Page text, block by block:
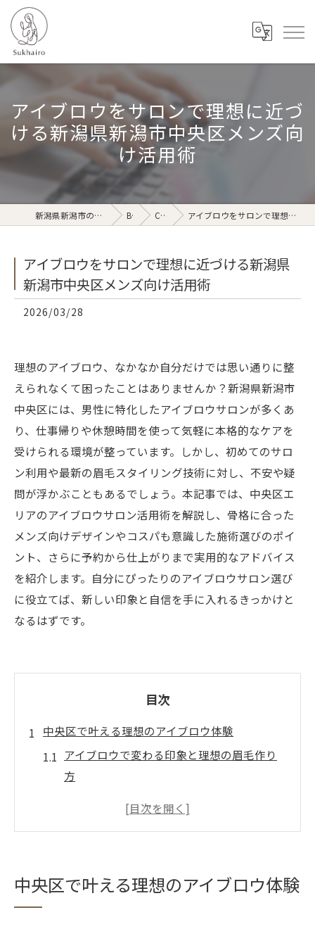
アイブロウをサロンで理想に近づ
ける新潟県新潟市中央区メンズ向
け活用術
新潟県新潟市のリラクゼーションならSukhairo Blog Column アイブロウをサロンで理想に近づける新潟県新潟市中央区メンズ向け活用術
アイブロウをサロンで理想に近づける新潟県
新潟市中央区メンズ向け活用術
2026/03/28
理想のアイブロウ、なかなか自分だけでは思い通りに整
えられなくて困ったことはありませんか？新潟県新潟市
中央区には、男性に特化したアイブロウサロンが多くあ
り、仕事帰りや休憩時間を使って気軽に本格的なケアを
受けられる環境が整っています。しかし、初めてのサロ
ン利用や最新の眉毛スタイリング技術に対し、不安や疑
問が浮かぶこともあるでしょう。本記事では、中央区エ
リアのアイブロウサロン活用術を解説し、骨格に合った
メンズ向けデザインやコスパも意識した施術選びのポイ
ント、さらに予約から仕上がりまで実用的なアドバイス
を紹介します。自分にぴったりのアイブロウサロン選び
に役立てば、新しい印象と自信を手に入れるきっかけと
なるはずです。
目次
中央区で叶える理想のアイブロウ体験
アイブロウで変わる印象と理想の眉毛作り
方
新潟中央区のアイブロウが選ばれる理由
アイブロウ体験で感じる中央区の魅力
中央区で叶える理想のアイブロウ体験